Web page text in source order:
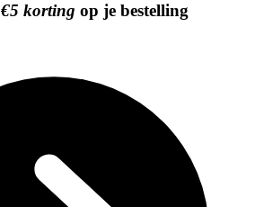
€5 korting op je bestelling